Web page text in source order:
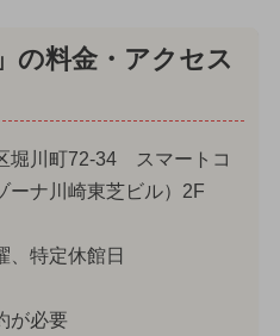
の料金・アクセス
堀川町72-34 スマートコ
ーナ川崎東芝ビル）2F
、特定休館日
が必要